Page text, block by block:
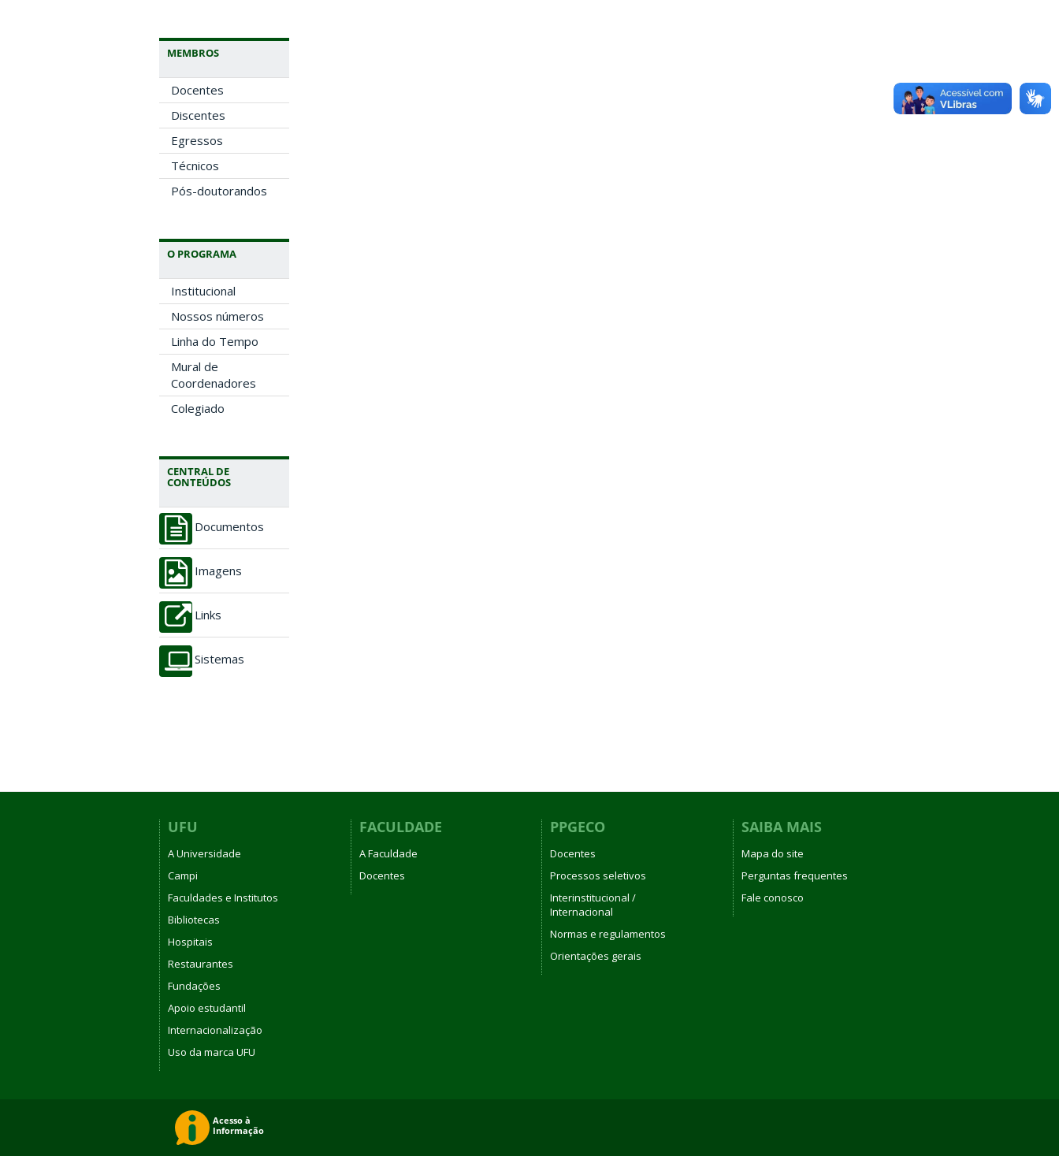
MEMBROS
Docentes
Discentes
Egressos
Técnicos
Pós-doutorandos
O PROGRAMA
Institucional
Nossos números
Linha do Tempo
Mural de
Coordenadores
Colegiado
CENTRAL DE
CONTEÚDOS
Documentos
Imagens
Links
Sistemas
UFU
A Universidade
Campi
Faculdades e Institutos
Bibliotecas
Hospitais
Restaurantes
Fundações
Apoio estudantil
Internacionalização
Uso da marca UFU
FACULDADE
A Faculdade
Docentes
PPGECO
Docentes
Processos seletivos
Interinstitucional /
Internacional
Normas e regulamentos
Orientações gerais
SAIBA MAIS
Mapa do site
Perguntas frequentes
Fale conosco